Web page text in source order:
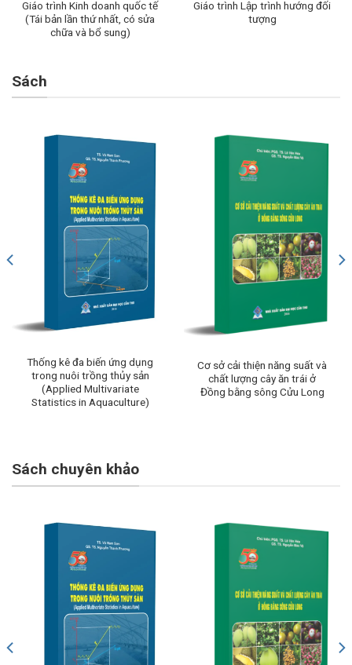
Giáo trình Kinh doanh quốc tế
(Tái bản lần thứ nhất, có sửa
chữa và bổ sung)
Giáo trình Lập trình hướng đối
tượng
Sách
Thống kê đa biến ứng dụng
trong nuôi trồng thủy sản
(Applied Multivariate
Statistics in Aquaculture)
Cơ sở cải thiện năng suất và
chất lượng cây ăn trái ở
Đồng bằng sông Cửu Long
Sách chuyên khảo